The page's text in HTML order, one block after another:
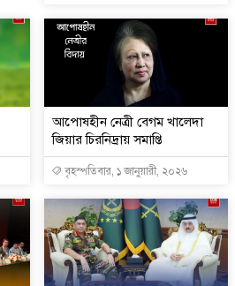
আপোষহীন নেত্রী বেগম খালেদা
জিয়ার চিরনিদ্রায় সমাপ্তি
বৃহস্পতিবার, ১ জানুয়ারী, ২০২৬